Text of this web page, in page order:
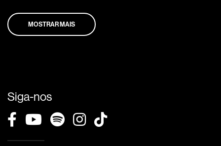
MOSTRAR MAIS
Siga-nos